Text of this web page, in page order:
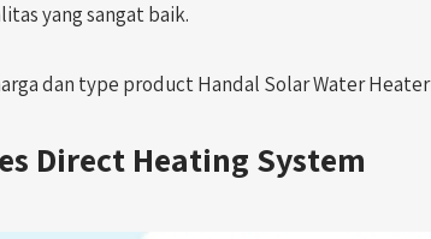
yang sangat baik.
dan type product Handal Solar Water Heater
Direct Heating System